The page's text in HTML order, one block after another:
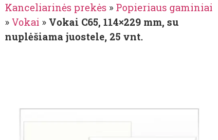
Kanceliarinės prekės » Popieriaus gaminiai
» Vokai » Vokai C65, 114×229 mm, su
nuplėšiama juostele, 25 vnt.